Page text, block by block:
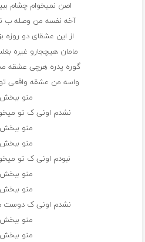
اصن نمیخوام چشام
آخه نفسه من وصله ب
از این عشقای دو روزه
مامان هیچجارو غیره
گوره پدره هرچی عشقه
واسه من عشقه واقعی
منو ببخش
نشدم اونی ک تو
منو ببخش
منو ببخش
نبودم اونی ک تو
منو ببخش
منو ببخش
نشدم اونی ک دوست
منو ببخش
منو ببخش